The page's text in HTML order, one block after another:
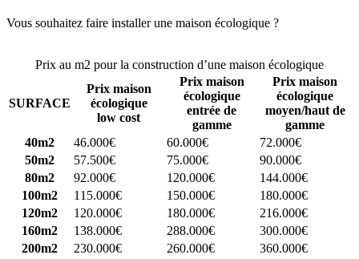
Vous souhaitez faire installer une maison écologique ?
Prix au m2 pour la construction d’une maison écologique
SURFACE
Prix maison
écologique
low cost
Prix maison
écologique
entrée de
gamme
Prix maison
écologique
moyen/haut de
gamme
40m2
46.000€ 60.000€
72.000€
50m2
57.500€ 75.000€
90.000€
80m2
92.000€ 120.000€
144.000€
100m2
115.000€ 150.000€
180.000€
120m2
120.000€ 180.000€
216.000€
160m2
138.000€ 288.000€
300.000€
200m2
230.000€ 260.000€ 360.000€